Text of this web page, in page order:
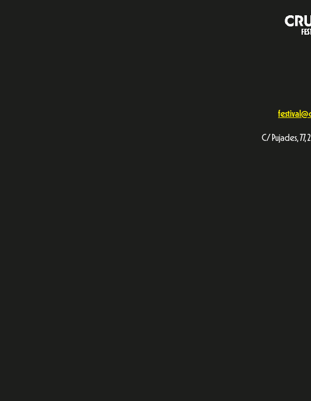
C/ Pujades,